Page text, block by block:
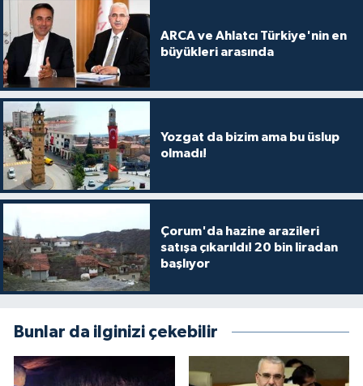
ARCA ve Ahlatcı Türkiye'nin en
büyükleri arasında
Yozgat da bizim ama bu üslup
olmadı!
Çorum'da hazine arazileri
satışa çıkarıldı! 20 bin liradan
başlıyor
Bunlar da ilginizi çekebilir